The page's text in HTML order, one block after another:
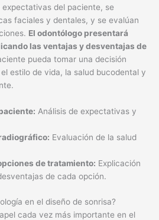
del paciente, se
faciales y dentales, y se evalúan
El odontólogo presentará
las ventajas y desventajas de
pueda tomar una decisión
estilo de vida, la salud bucodental y
Análisis de expectativas y
Evaluación de la salud
de tratamiento: Explicación
de cada opción.
en el diseño de sonrisa?
cada vez más importante en el